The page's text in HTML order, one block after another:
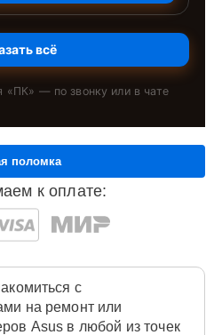
всё
«ПК» — по звонку или в чате
к оплате:
поломка
с
на ремонт или
Asus в любой из точек